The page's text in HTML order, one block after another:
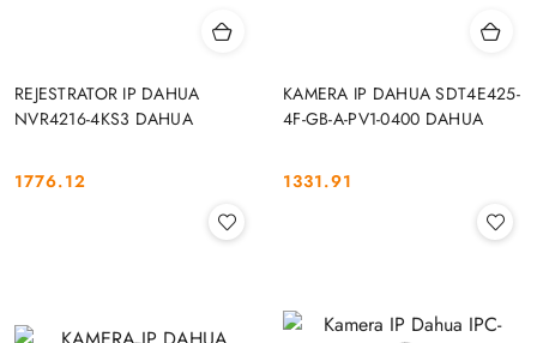
REJESTRATOR IP DAHUA
NVR4216-4KS3 DAHUA
Cena:
1776.12
KAMERA IP DAHUA SDT4E425-
4F-GB-A-PV1-0400 DAHUA
Cena:
1331.91